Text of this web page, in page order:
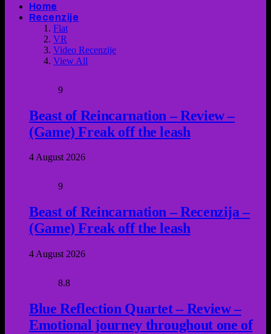
Home
Recenzije
Flat
VR
Video Recenzije
View All
9
Beast of Reincarnation – Review –
(Game) Freak off the leash
4 August 2026
9
Beast of Reincarnation – Recenzija –
(Game) Freak off the leash
4 August 2026
8.8
Blue Reflection Quartet – Review –
Emotional journey throughout one of